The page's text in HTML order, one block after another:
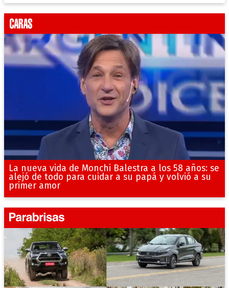
La nueva vida de Monchi Balestra a los 58 años: se
alejó de todo para cuidar a su papá y volvió a su
primer amor